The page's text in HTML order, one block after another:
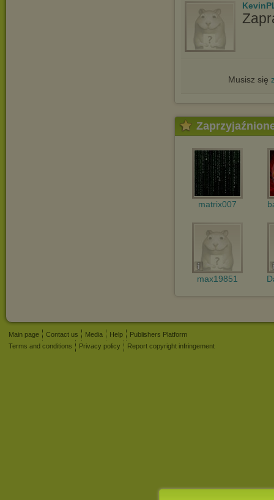
Musisz się
matrix007
max19851
Main page Contact us Media Help
Publishers Platform
Terms and conditions
Privacy policy Report copyright infringement